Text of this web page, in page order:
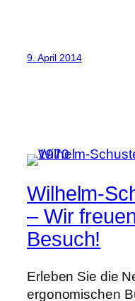
9. April 2014
Wilhelm-
– Wir
Besuch!
Erleben Sie die
ergonomischen